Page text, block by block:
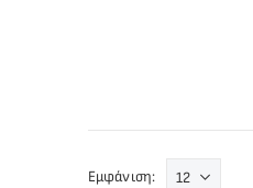
Εμφάνιση: